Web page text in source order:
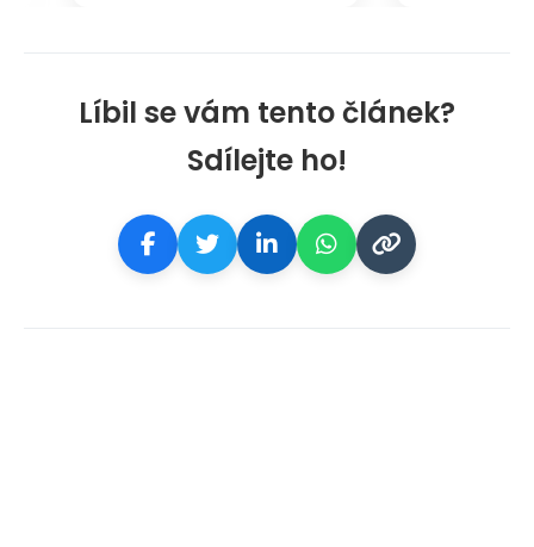
Líbil se vám tento článek?
Sdílejte ho!